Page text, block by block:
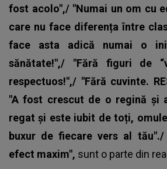
fost acolo",/ "Numai un om cu
care nu face diferența între
face asta adică numai o
sănătate!",/ "Fără figuri de
respectuos!",/ "Fără cuvinte.
"A fost crescut de o regină și
regat și este iubit de toți,
buxur de fiecare vers al
efect maxim", sunt o parte din